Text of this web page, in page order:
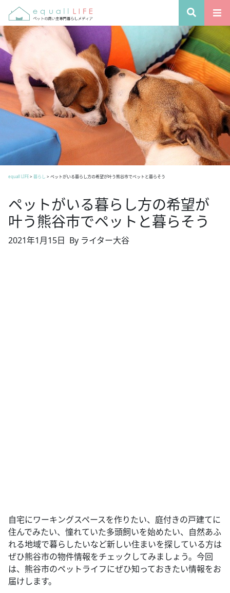
equall LIFE> 暮らし > ペットがいる暮らし方の希望が叶う熊谷市でペットと暮らそう
ペットがいる暮らし方の希望が
叶う熊谷市でペットと暮らそう
2021年1月15日 By ライター大谷
自宅にワーキングスペースを作りたい、庭付きの戸建てに
住んでみたい、憧れていた多頭飼いを始めたい、自然あふ
れる地域で暮らしたいなど新しい住まいを探している方は
ぜひ熊谷市の物件情報をチェックしてみましょう。今回
は、熊谷市のペットライフにぜひ知っておきたい情報をお
届けします。